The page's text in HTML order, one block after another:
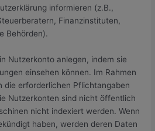
informieren (z.B.,
Finanzinstituten,
Behörden).
Nutzerkonto anlegen, indem sie
einsehen können. Im Rahmen
die erforderlichen Pflichtangaben
Nutzerkonten sind nicht öffentlich
nicht indexiert werden. Wenn
haben, werden deren Daten